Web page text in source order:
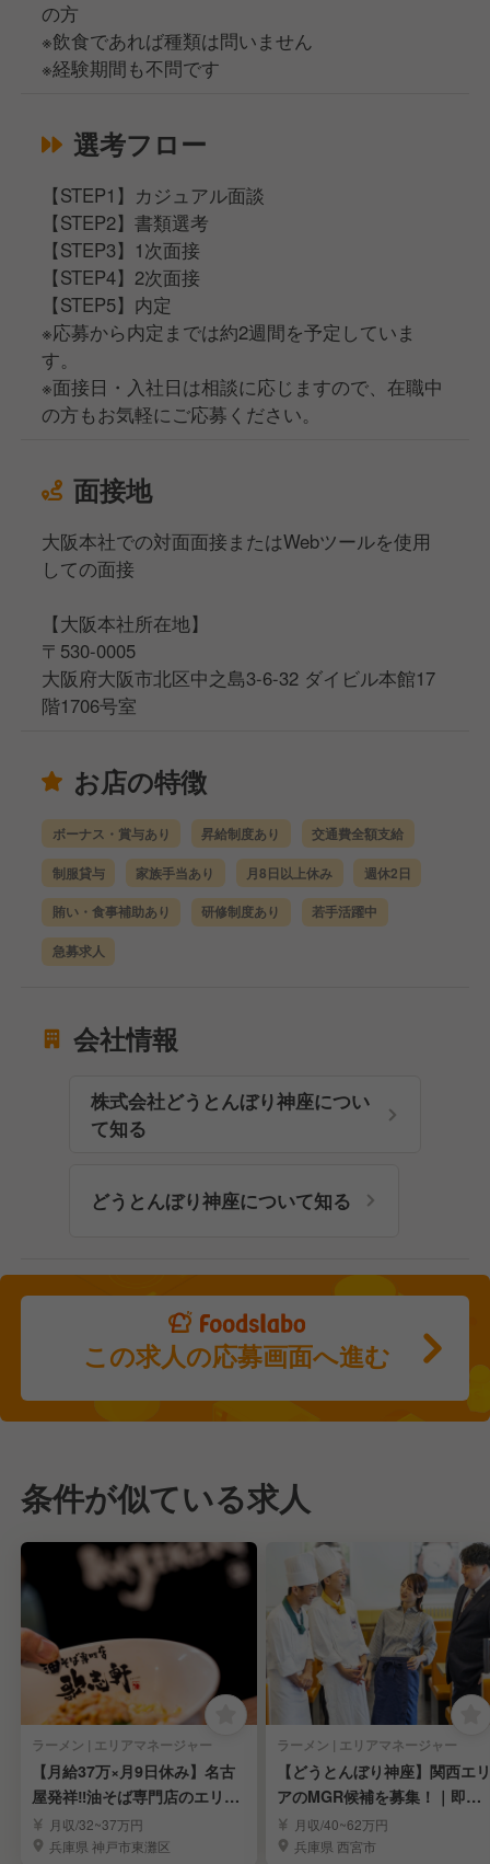
の方
※飲食であれば種類は問いません
※経験期間も不問です
選考フロー
【STEP1】カジュアル面談
【STEP2】書類選考
【STEP3】1次面接
【STEP4】2次面接
【STEP5】内定
※応募から内定までは約2週間を予定していま
す。
※面接日・入社日は相談に応じますので、在職中
の方もお気軽にご応募ください。
面接地
大阪本社での対面面接またはWebツールを使用
しての面接
【大阪本社所在地】
〒530-0005
大阪府大阪市北区中之島3-6-32 ダイビル本館17
階1706号室
お店の特徴
ボーナス・賞与あり 昇給制度あり 交通費全額支給
制服貸与 家族手当あり 月8日以上休み 週休2日
賄い・食事補助あり 研修制度あり 若手活躍中
急募求人
会社情報
株式会社どうとんぼり神座につい
て知る
どうとんぼり神座について知る
この求人の応募画面へ進む
条件が似ている求人
ラーメン | エリアマネージャー
【月給37万×月9日休み】名古
屋発祥‼油そば専門店のエリア
マネージャー募集
月収/32~37万円
兵庫県 神戸市東灘区
ラーメン | エリアマネージャー
【どうとんぼり神座】関西エリ
アのMGR候補を募集！｜即戦
力採用＊高給
月収/40~62万円
兵庫県 西宮市